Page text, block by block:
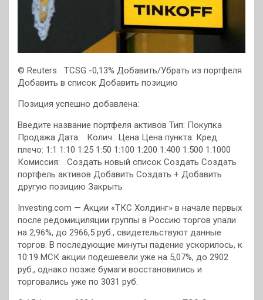
© Reuters
TCSG -0,13% Добавить/Убрать из портфеля
Добавить в список Добавить позицию
Позиция успешно добавлена:
Введите название портфеля активов Тип: Покупка
Продажа Дата: Колич.: Цена Цена пункта: Кред.
плечо: 1:1 1:10 1:25 1:50 1:100 1:200 1:400 1:500 1:1000
Комиссия:
Создать новый список Создать Создать
портфель активов Добавить Создать + Добавить
другую позицию Закрыть
Investing.com — Акции «ТКС Холдинг» в начале первых
после редомициляции группы в Россию торгов упали
на 2,96%, до 2966,5 руб., свидетельствуют данные
торгов. В последующие минуты падение ускорилось, к
10:19 МСК акции подешевели уже на 5,07%, до 2902
руб., однако позже бумаги восстановились и
торговались уже по 3031 руб.